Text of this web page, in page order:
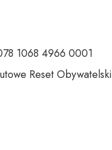
1068 4966 0001
Reset Obywatelski